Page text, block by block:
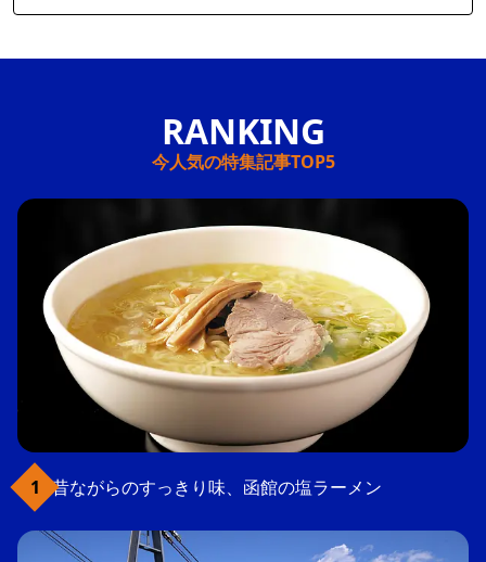
今人気の特集記事TOP5
昔ながらのすっきり味、函館の塩ラーメン